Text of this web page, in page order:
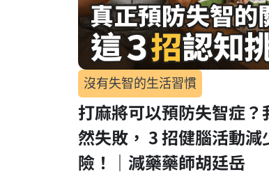
沒有失智的生活習慣
打麻將可以預防失智症？
然失敗， 3 招健腦活動減
險！｜減藥藥師胡廷岳